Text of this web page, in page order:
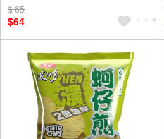
滿額9折
$ 65
$64